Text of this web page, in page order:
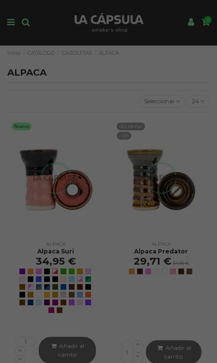
0
Inicio CATÁLOGO CAZOLETAS ALPACA
ALPACA
Seleccionar 24
Nuevo
ALPACA
Alpaca Suri
34,95 €
Añadir al
carrito
¡En oferta!
-15%
ALPACA
Alpaca Predator
29,71 € 34,95 €
Añadir al
carrito